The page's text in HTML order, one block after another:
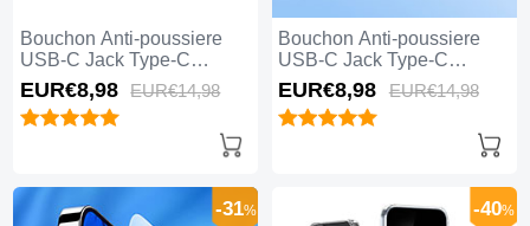
Bouchon Anti-poussiere
USB-C Jack Type-C
Universel H02 pour Apple
iPhone 15 Plus Rouge
EUR€8,98 EUR€14,98
Bouchon Anti-poussiere
USB-C Jack Type-C
Universel H01 pour Apple
iPhone 15 Plus Bleu
EUR€8,98 EUR€14,98
-31% -40%